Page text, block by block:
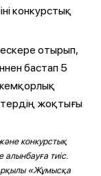
конкурстық
отырып,
бастап 5
жоқтығы
конкурстық
алынбауға тиіс.
«Жұмысқа